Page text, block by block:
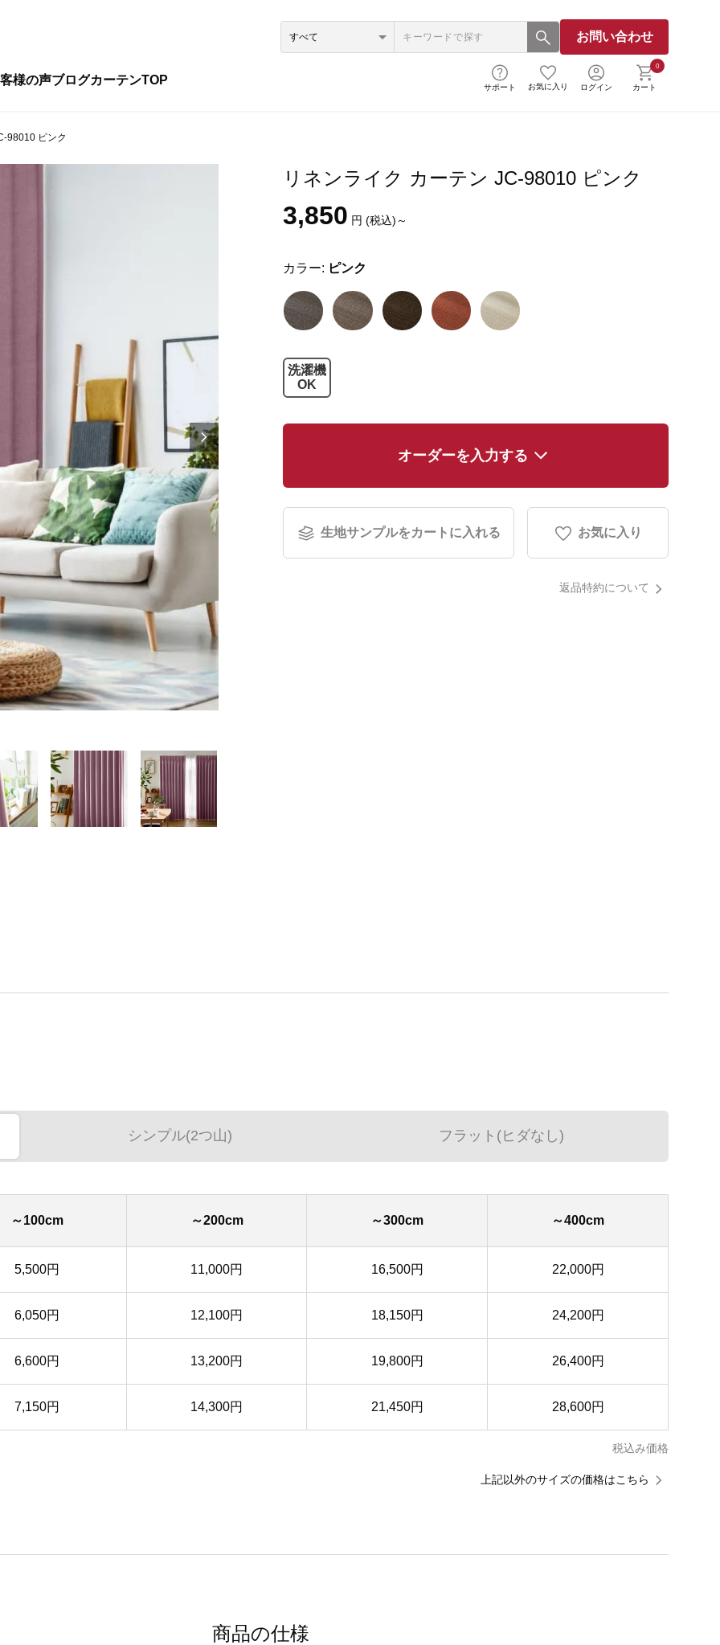
お問い合わせ
様の声ブログカーテンTOP
サポート お気に入り ログイン
0
カート
98010 ピンク
リネンライク カーテン JC-98010 ピンク
3,850 円 (税込)～
カラー: ピンク
洗濯機
OK
オーダーを入力する
生地サンプルをカートに入れる お気に入り
返品特約について
シンプル(2つ山) フラット(ヒダなし)
～100cm ～200cm ～300cm ～400cm
5,500円 11,000円 16,500円 22,000円
6,050円 12,100円 18,150円 24,200円
6,600円 13,200円 19,800円 26,400円
7,150円 14,300円 21,450円 28,600円
税込み価格
上記以外のサイズの価格はこちら
商品の仕様